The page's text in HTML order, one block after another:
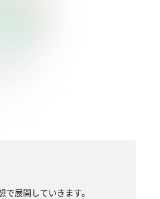
展開していきます。